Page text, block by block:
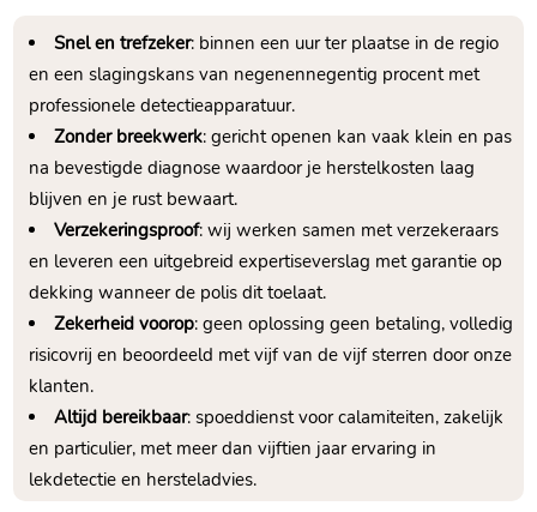
Snel en trefzeker: binnen een uur ter plaatse in de regio
en een slagingskans van negenennegentig procent met
professionele detectieapparatuur.​
Zonder breekwerk: gericht openen kan vaak klein en pas
na bevestigde diagnose waardoor je herstelkosten laag
blijven en je rust bewaart.​
Verzekeringsproof: wij werken samen met verzekeraars
en leveren een uitgebreid expertiseverslag met garantie op
dekking wanneer de polis dit toelaat.​
Zekerheid voorop: geen oplossing geen betaling, volledig
risicovrij en beoordeeld met vijf van de vijf sterren door onze
klanten.​
Altijd bereikbaar: spoeddienst voor calamiteiten, zakelijk
en particulier, met meer dan vijftien jaar ervaring in
lekdetectie en hersteladvies.​